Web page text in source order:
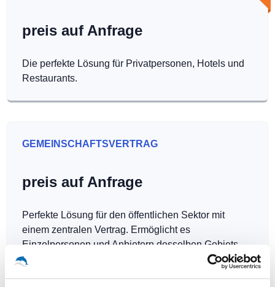
preis auf Anfrage
Die perfekte Lösung für Privatpersonen, Hotels und
Restaurants.
GEMEINSCHAFTSVERTRAG
preis auf Anfrage
Perfekte Lösung für den öffentlichen Sektor mit
einem zentralen Vertrag. Ermöglicht es
Einzelpersonen und Anbietern desselben Gebiets,
Hotspots kostenlos zu betreiben.